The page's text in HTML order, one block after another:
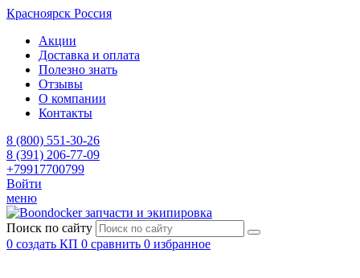
Красноярск Россия
Акции
Доставка и оплата
Полезно знать
Отзывы
О компании
Контакты
8 (800) 551-30-26
8 (391) 206-77-09
+79917700799
Войти
меню
запчасти и экипировка
Поиск по сайту
0 создать КП 0 сравнить 0 избранное